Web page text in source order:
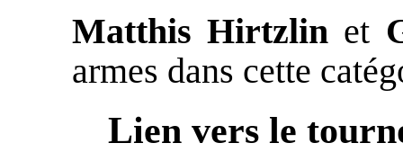
Matthis Hirtzlin et
armes dans cette
Lien vers le